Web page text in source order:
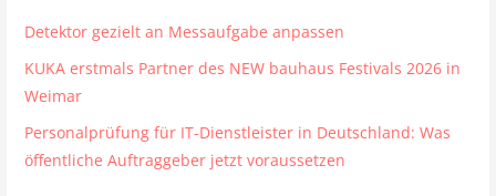
Detektor gezielt an Messaufgabe anpassen
KUKA erstmals Partner des NEW bauhaus Festivals 2026 in
Weimar
Personalprüfung für IT-Dienstleister in Deutschland: Was
öffentliche Auftraggeber jetzt voraussetzen